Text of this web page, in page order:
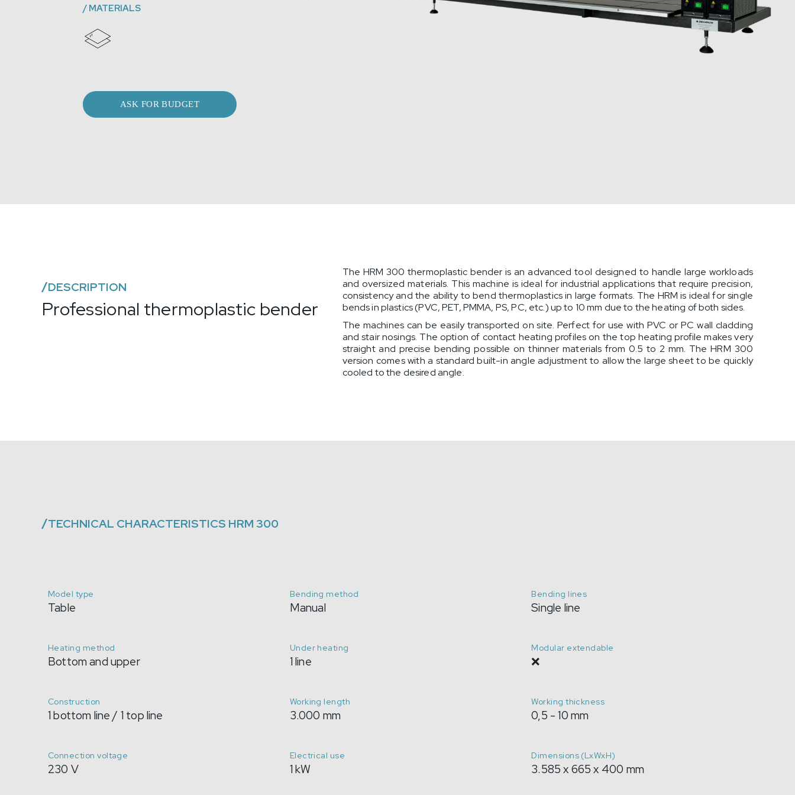
/ MATERIALS
ASK FOR BUDGET
/DESCRIPTION
Professional thermoplastic bender
The HRM 300 thermoplastic bender is an advanced tool designed to handle large workloads
and oversized materials. This machine is ideal for industrial applications that require precision,
consistency and the ability to bend thermoplastics in large formats. The HRM is ideal for single
bends in plastics (PVC, PET, PMMA, PS, PC, etc.) up to 10 mm due to the heating of both sides.
The machines can be easily transported on site. Perfect for use with PVC or PC wall cladding
and stair nosings. The option of contact heating profiles on the top heating profile makes very
straight and precise bending possible on thinner materials from 0.5 to 2 mm. The HRM 300
version comes with a standard built-in angle adjustment to allow the large sheet to be quickly
cooled to the desired angle.
/TECHNICAL CHARACTERISTICS HRM 300
Model type
Table
Bending method
Manual
Bending lines
Single line
Heating method
Bottom and upper
Under heating
1 line
Modular extendable
❌
Construction
1 bottom line / 1 top line
Working length
3.000 mm
Working thickness
0,5 - 10 mm
Connection voltage
230 V
Electrical use
1 kW
Dimensions (LxWxH)
3.585 x 665 x 400 mm